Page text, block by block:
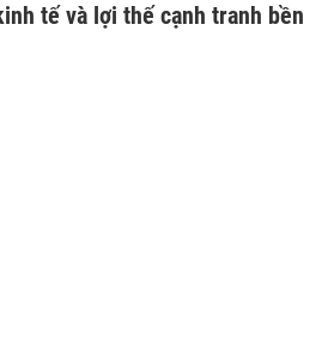
tế và lợi thế cạnh tranh bền